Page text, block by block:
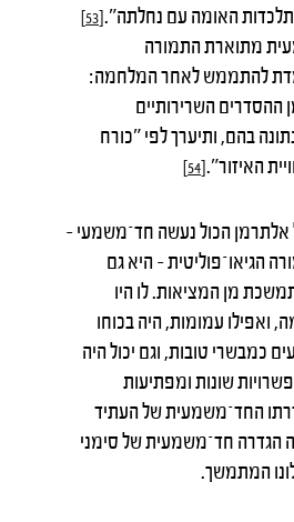
האומה עם נחלתה".[53]
מתוארת התמורה
להתממש לאחר המלחמה:
ההסדרים השרירותיים
בהם, ותיערך לפי "כורח
האיזור".[54]
אלתרמן הכול נעשה חד־משמעי –
הגיאו־פוליטית – היא גם
מן המציאות. לו היו
ואפילו עמומות, היה בכוחו
כמבשרי טובות, וגם יכול היה
שונות ומפתיעות
החד־משמעית של העתיד
הגדרה חד־משמעית של סימני
המתמשך.